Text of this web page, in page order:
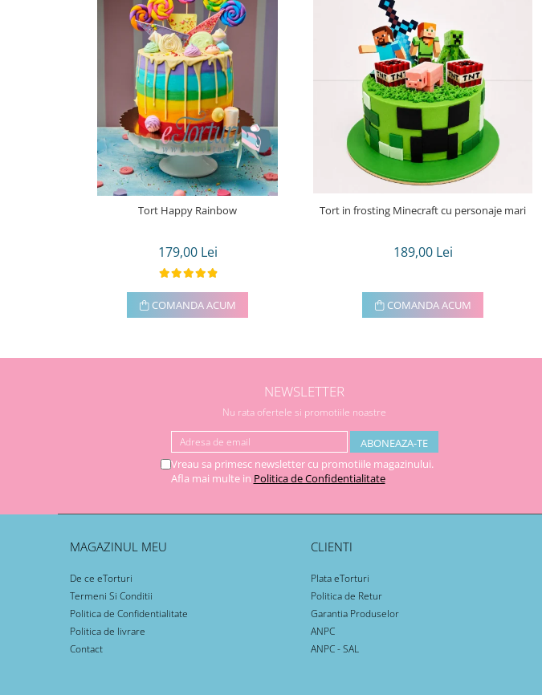
Tort Happy Rainbow
179,00 Lei
COMANDA ACUM
Tort in frosting Minecraft cu personaje mari
189,00 Lei
COMANDA ACUM
NEWSLETTER
Nu rata ofertele si promotiile noastre
Vreau sa primesc newsletter cu promotiile magazinului.
Afla mai multe in Politica de Confidentialitate
MAGAZINUL MEU
De ce eTorturi
Termeni Si Conditii
Politica de Confidentialitate
Politica de livrare
Contact
CLIENTI
Plata eTorturi
Politica de Retur
Garantia Produselor
ANPC
ANPC - SAL